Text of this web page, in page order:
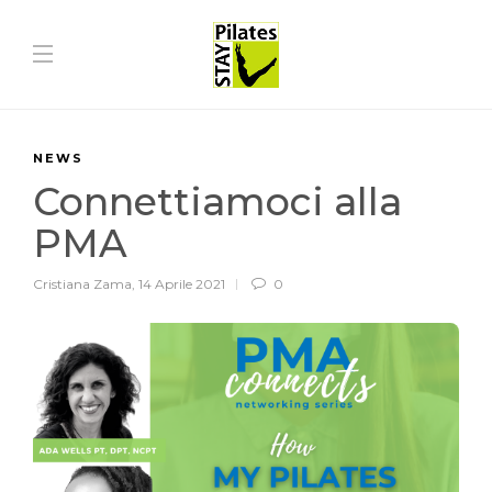
NEWS
Connettiamoci alla
PMA
Cristiana Zama, 14 Aprile 2021 0